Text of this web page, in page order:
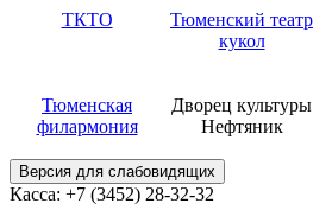
ТКТО
Тюменский театр
кукол
Тюменская
филармония
Дворец культуры
Нефтяник
Версия для слабовидящих
Касса: +7 (3452) 28-32-32